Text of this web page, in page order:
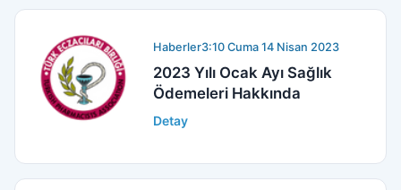
Haberler3:10 Cuma 14 Nisan 2023
2023 Yılı Ocak Ayı Sağlık
Ödemeleri Hakkında
Detay